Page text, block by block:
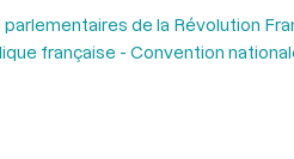
de la Révolution
française - Convention